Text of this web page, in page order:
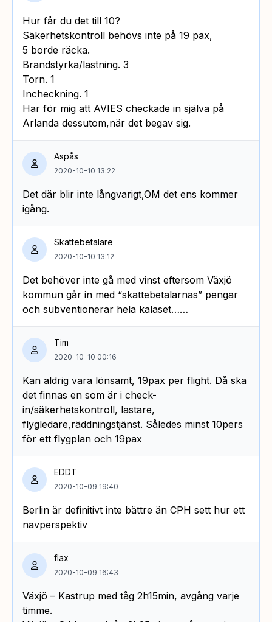
Hur får du det till 10?
Säkerhetskontroll behövs inte på 19 pax,
5 borde räcka.
Brandstyrka/lastning. 3
Torn. 1
Incheckning. 1
Har för mig att AVIES checkade in själva på
Arlanda dessutom,när det begav sig.
Aspås
2020-10-10 13:22
Det där blir inte långvarigt,OM det ens kommer
igång.
Skattebetalare
2020-10-10 13:12
Det behöver inte gå med vinst eftersom Växjö
kommun går in med “skattebetalarnas” pengar
och subventionerar hela kalaset……
Tim
2020-10-10 00:16
Kan aldrig vara lönsamt, 19pax per flight. Då ska
det finnas en som är i check-
in/säkerhetskontroll, lastare,
flygledare,räddningstjänst. Således minst 10pers
för ett flygplan och 19pax
EDDT
2020-10-09 19:40
Berlin är definitivt inte bättre än CPH sett hur ett
navperspektiv
flax
2020-10-09 16:43
Växjö – Kastrup med tåg 2h15min, avgång varje
timme.